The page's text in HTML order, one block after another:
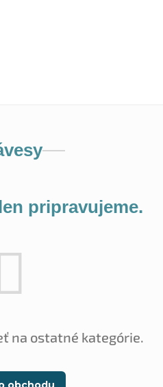
pripravujeme.
na ostatné kategórie.